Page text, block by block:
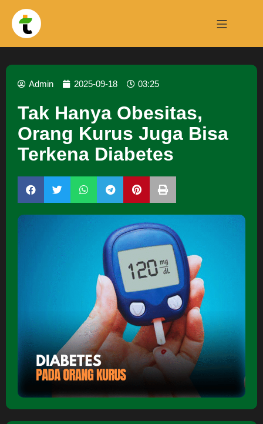
Admin 2025-09-18 03:25
Tak Hanya Obesitas,
Orang Kurus Juga Bisa
Terkena Diabetes